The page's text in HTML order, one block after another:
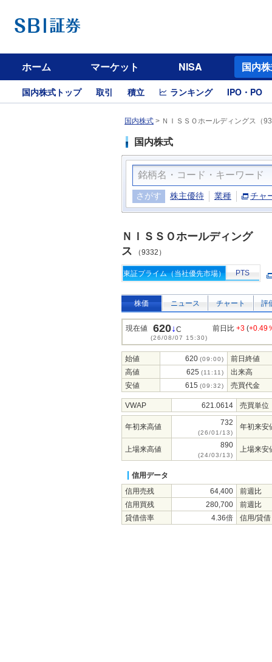
ホーム マーケット NISA 国内
国内株式トップ 取引 積立 ランキング IPO・PO
国内株式 > ＮＩＳＳＯホールディングス（
国内株式
さがす 株主優待 業種 チャ
ＮＩＳＳＯホールディング
ス （9332）
東証プライム（当社優先市場） PTS
株価 ニュース チャート 評
現在値 620↓C
(26/08/07 15:30)
前日比 +3 (+0.49
始値 620 (09:00)
前日終値
高値
625 (11:11)
出来高
安値
615 (09:32) 売買代金
VWAP 621.0614 売買単位
年初来高値 732
(26/01/13)
年初来安
上場来高値 890
(24/03/13)
上場来安
信用データ
信用売残
64,400
前週比
信用買残
280,700
前週比
貸借倍率
4.36倍 信用/貸借